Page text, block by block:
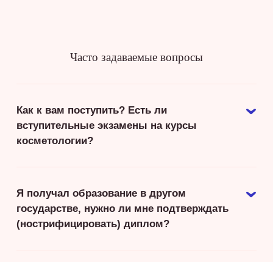
Часто задаваемые вопросы
Как к вам поступить? Есть ли
вступительные экзамены на курсы
косметологии?
Я получал образование в другом
государстве, нужно ли мне подтверждать
(нострифицировать) диплом?